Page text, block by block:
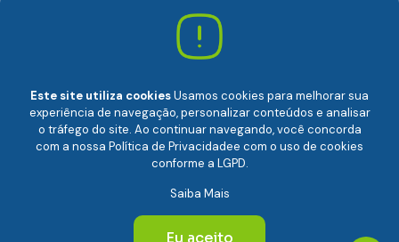
Av. Paulista, 2064. Conjunto 14, (Edifício Paulista) -
CEP 01310-928 Consolação – São Paulo/SP
Câmara Brasileira da Economia Digital (camara-e.net) |
Este site utiliza cookiesUsamos cookies para melhorar sua
experiência de navegação, personalizar conteúdos e analisar
o tráfego do site. Ao continuar navegando, você concorda
com a nossa Política de Privacidadee com o uso de cookies
conforme a LGPD.
Saiba Mais
Eu aceito